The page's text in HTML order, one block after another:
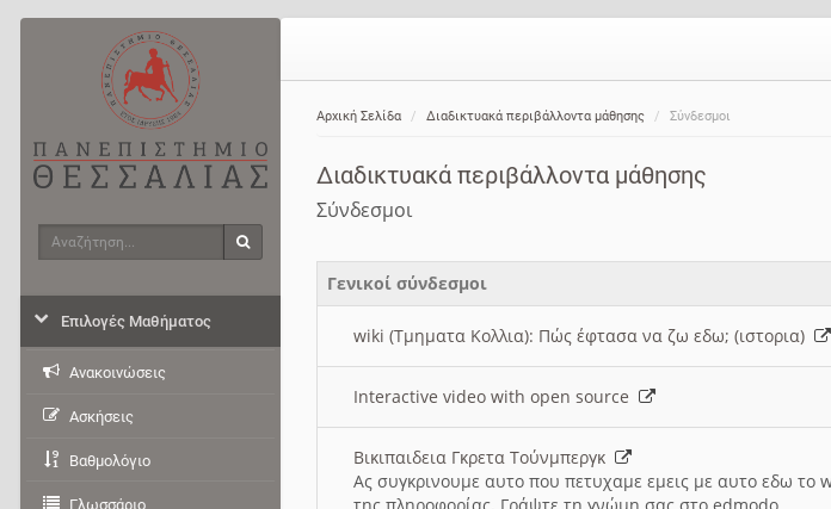
Αρχική Σελίδα Διαδικτυακά περιβάλλοντα μάθησης Σύνδεσμοι
Διαδικτυακά περιβάλλοντα μάθησης
Σύνδεσμοι
Γενικοί σύνδεσμοι
wiki (Τμηματα Κολλια): Πώς έφτασα να ζω εδω; (ιστορια)
Interactive video with open source
Βικιπαιδεια Γκρετα Τούνμπεργκ
Ας συγκρινουμε αυτο που πετυχαμε εμεις με αυτο εδω το
Αναζήτηση
Επιλογές Μαθήματος
Ανακοινώσεις
Ασκήσεις
Βαθμολόγιο
Γλωσσάριο